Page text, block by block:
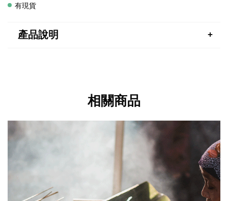
有現貨
產品說明
相關商品